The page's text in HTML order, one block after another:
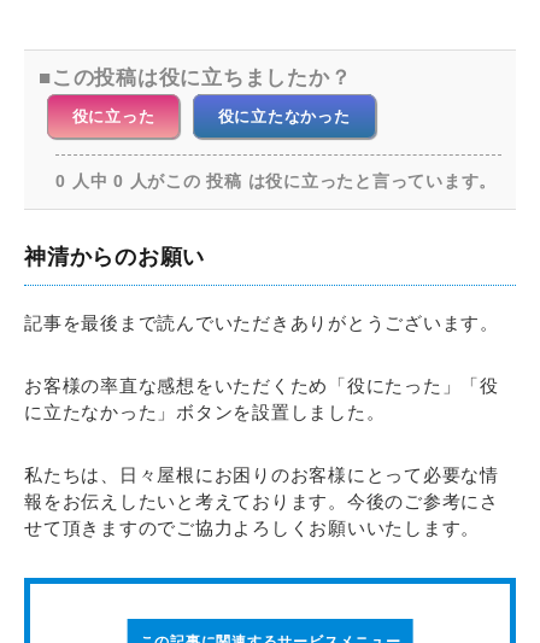
この投稿は役に立ちましたか？
役に立った 役に立たなかった
0 人中 0 人がこの 投稿 は役に立ったと言っています。
神清からのお願い
記事を最後まで読んでいただきありがとうございます。
お客様の率直な感想をいただくため「役にたった」「役
に立たなかった」ボタンを設置しました。
私たちは、日々屋根にお困りのお客様にとって必要な情
報をお伝えしたいと考えております。今後のご参考にさ
せて頂きますのでご協力よろしくお願いいたします。